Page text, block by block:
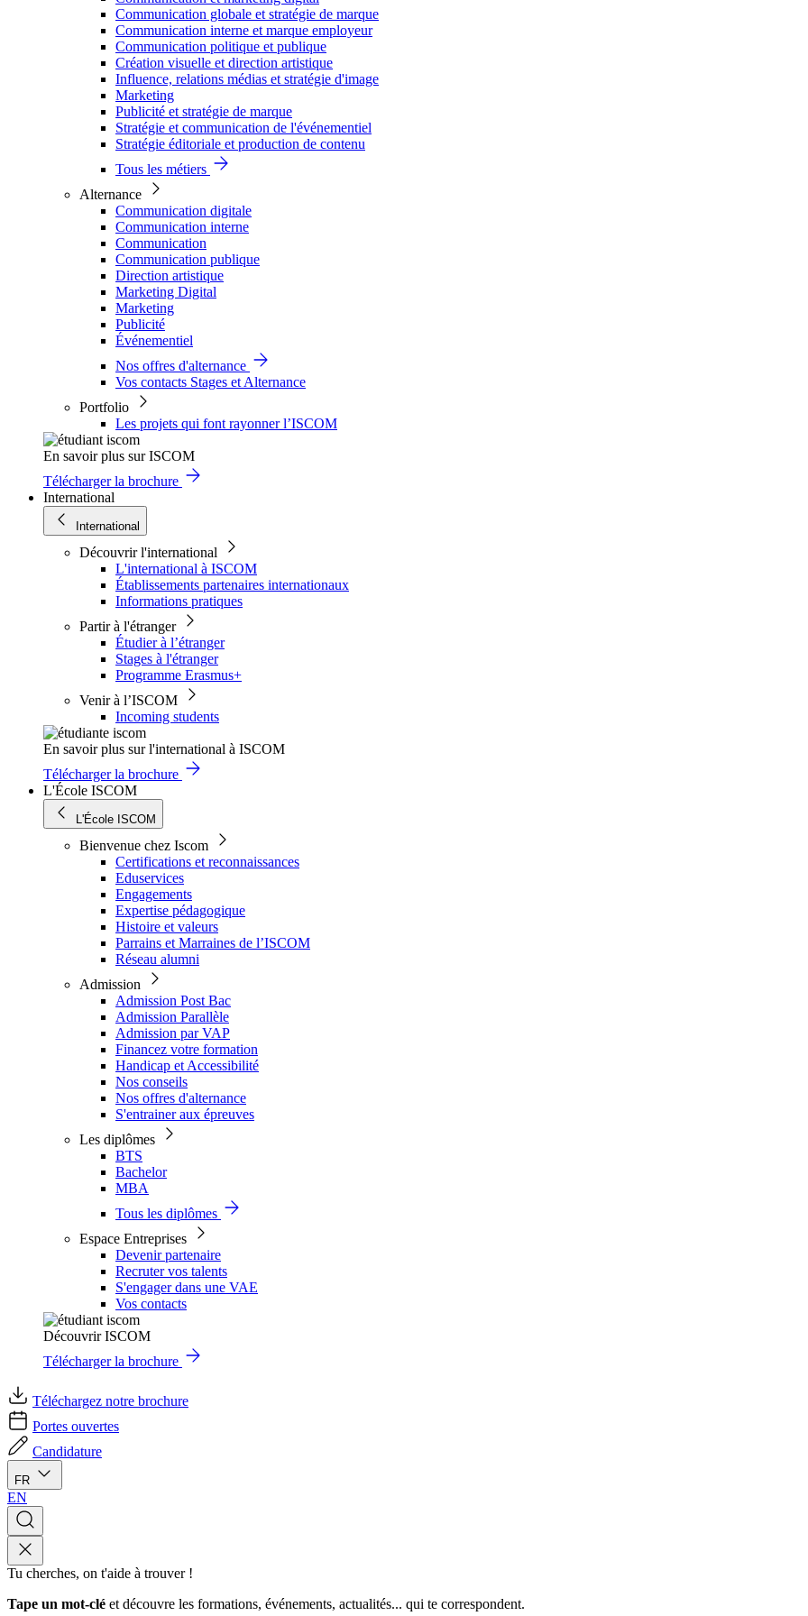
Communication globale et stratégie de marque
Communication interne et marque employeur
Communication politique et publique
Création visuelle et direction artistique
Influence, relations médias et stratégie d'image
Marketing
Publicité et stratégie de marque
Stratégie et communication de l'événementiel
Stratégie éditoriale et production de contenu
Tous les métiers
Alternance
Communication digitale
Communication interne
Communication
Communication publique
Direction artistique
Marketing Digital
Marketing
Publicité
Événementiel
Nos offres d'alternance
Vos contacts Stages et Alternance
Portfolio
Les projets qui font rayonner l’ISCOM
En savoir plus sur ISCOM
Télécharger la brochure
International
International
Découvrir l'international
L'international à ISCOM
Établissements partenaires internationaux
Informations pratiques
Partir à l'étranger
Étudier à l’étranger
Stages à l'étranger
Programme Erasmus+
Venir à l’ISCOM
Incoming students
En savoir plus sur l'international à ISCOM
Télécharger la brochure
L'École ISCOM
L'École ISCOM
Bienvenue chez Iscom
Certifications et reconnaissances
Eduservices
Engagements
Expertise pédagogique
Histoire et valeurs
Parrains et Marraines de l’ISCOM
Réseau alumni
Admission
Admission Post Bac
Admission Parallèle
Admission par VAP
Financez votre formation
Handicap et Accessibilité
Nos conseils
Nos offres d'alternance
S'entrainer aux épreuves
Les diplômes
BTS
Bachelor
MBA
Tous les diplômes
Espace Entreprises
Devenir partenaire
Recruter vos talents
S'engager dans une VAE
Vos contacts
Découvrir ISCOM
Télécharger la brochure
Téléchargez notre brochure
Portes ouvertes
Candidature
FR
EN
Tu cherches, on t'aide à trouver !
Tape un mot-clé et découvre les formations, événements, actualités... qui te correspondent.